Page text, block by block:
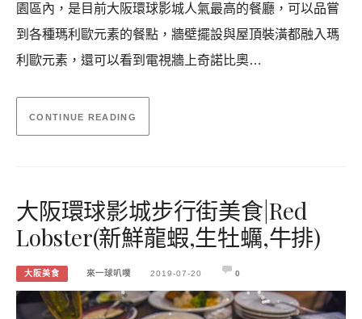
園區內，是目前大阪環球影城人氣最高的餐廳，可以品嘗
到各種瑪利歐元素的餐點，牆壁擺設與屋頂裝潢都融入瑪
利歐元素，還可以看到電視牆上奇諾比奧…
CONTINUE READING
大阪環球影城步行街美食|Red
Lobster(新鮮龍蝦,生牡蠣,牛排)
大阪美食 來一球叭噗 2019-07-20 0